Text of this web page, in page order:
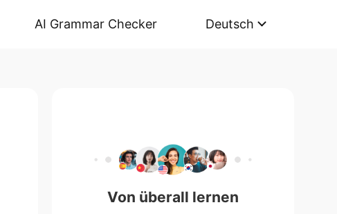
AI Grammar Checker Deutsch
Von überall lernen